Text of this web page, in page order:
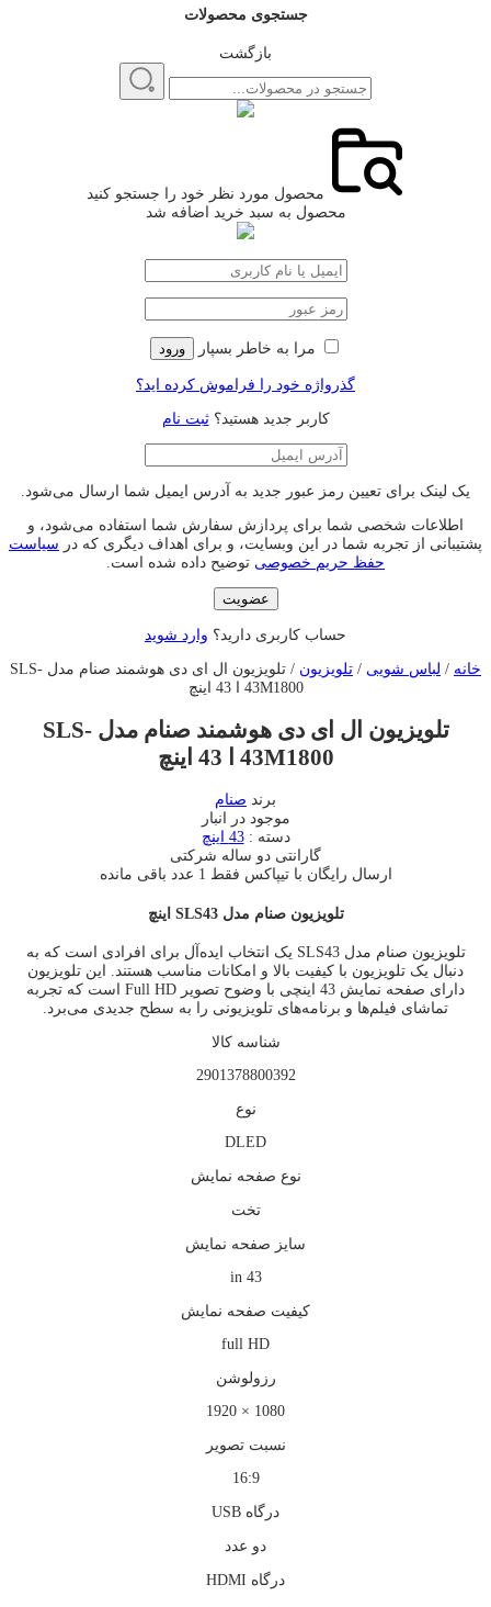
جستجوی محصولات
بازگشت
محصول مورد نظر خود را جستجو کنید
محصول به سبد خرید اضافه شد
مرا به خاطر بسپار ورود
گذرواژه خود را فراموش کرده اید؟
کاربر جدید هستید؟ثبت نام
یک لینک برای تعیین رمز عبور جدید به آدرس ایمیل شما ارسال می‌شود.
اطلاعات شخصی شما برای پردازش سفارش شما استفاده می‌شود، و
پشتیبانی از تجربه شما در این وبسایت، و برای اهداف دیگری که در سیاست
حفظ حریم خصوصی توضیح داده شده است.
عضویت
حساب کاربری دارید؟ وارد شوید
خانه / لباس شویی / تلویزیون
/ تلویزیون ال ای دی هوشمند صنام مدل SLS-
43M1800 ا 43 اینچ
تلویزیون ال ای دی هوشمند صنام مدل SLS-
43M1800 ا 43 اینچ
برند صنام
موجود در انبار
دسته :43 اینچ
گارانتی دو ساله شرکتی
ارسال رایگان با تیپاکس فقط 1 عدد باقی مانده
تلویزیون صنام مدل SLS43 اینچ
تلویزیون صنام مدل SLS43 یک انتخاب ایده‌آل برای افرادی است که به
دنبال یک تلویزیون با کیفیت بالا و امکانات مناسب هستند. این تلویزیون
دارای صفحه نمایش 43 اینچی با وضوح تصویر Full HD است که تجربه
تماشای فیلم‌ها و برنامه‌های تلویزیونی را به سطح جدیدی می‌برد.
شناسه کالا
2901378800392
نوع
DLED
نوع صفحه نمايش
تخت
سايز صفحه نمايش
43 in
كيفيت صفحه نمايش
full HD
رزولوشن
1080 × 1920
نسبت تصویر
16:9
درگاه USB
دو عدد
درگاه HDMI